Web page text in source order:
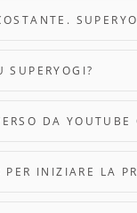
SUPERYOGI?
DA
INIZIARE LA